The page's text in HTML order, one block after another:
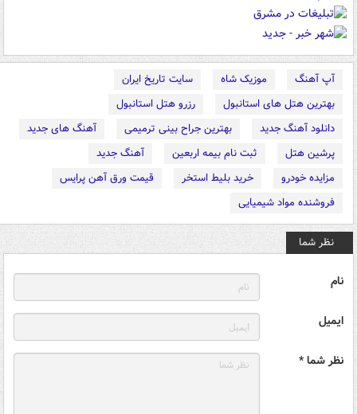
آپ آهنگ موزیک شاه
سایت تاریخ ایران
بهترین هتل های استانبول
رزرو هتل استانبول
دانلود آهنگ جدید
بهترین جراح بینی ترمیمی
آهنگ های جدید
پرشین هتل
ثبت نام بیمه اربعین
آهنگ جدید
مزایده خودرو
خرید بلیط استخر
قیمت ورق آهن پرایس
فروشنده مواد شیمیایی
نظر شما
نام
ایمیل
نظر شما *